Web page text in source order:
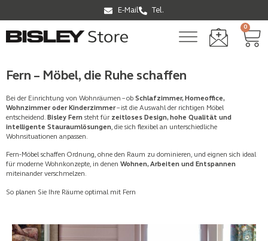
E-Mail Tel.
0
Fern – Möbel, die Ruhe schaffen
Bei der Einrichtung von Wohnräumen – ob Schlafzimmer, Homeoffice,
Wohnzimmer oder Kinderzimmer– ist die Auswahl der richtigen Möbel
entscheidend. Bisley Fern steht für zeitloses Design, hohe Qualität und
intelligente Stauraumlösungen, die sich flexibel an unterschiedliche
Wohnsituationen anpassen.
Fern-Möbel schaffen Ordnung, ohne den Raum zu dominieren, und eignen sich ideal
für moderne Wohnkonzepte, in denen Wohnen, Arbeiten und Entspannen
miteinander verschmelzen.
So planen Sie Ihre Räume optimal mit Fern